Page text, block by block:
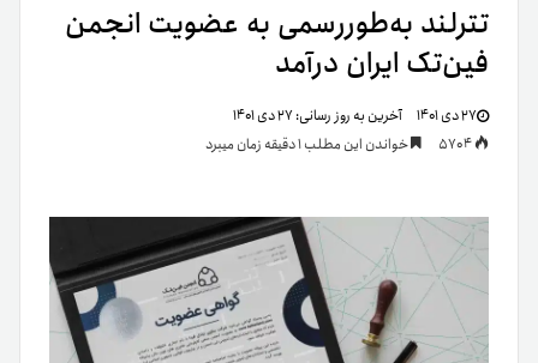
تترلند به‌طوررسمی به عضویت انجمن
فین‌‌تک ایران درآمد
۲۷ دی ۱۴۰۱ آخرین به روز رسانی:۲۷ دی ۱۴۰۱
خواندن این مطلب 1 دقیقه زمان میبرد